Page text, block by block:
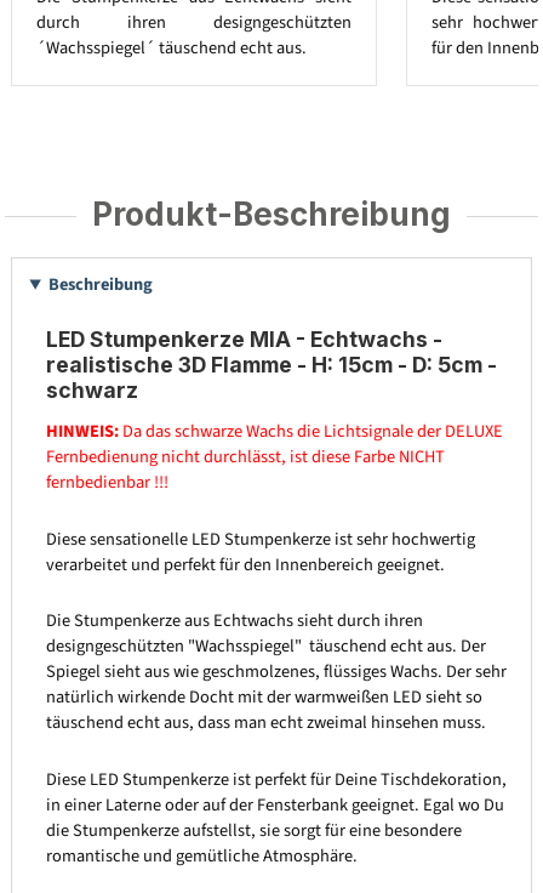
durch ihren designgeschützten
´Wachsspiegel´ täuschend echt aus.
sehr
für den
Produkt-Beschreibung
Beschreibung
LED Stumpenkerze MIA - Echtwachs -
realistische 3D Flamme - H: 15cm - D: 5cm -
schwarz
HINWEIS:Da das schwarze Wachs die Lichtsignale der DELUXE
Fernbedienung nicht durchlässt, ist diese Farbe NICHT
fernbedienbar !!!
Diese sensationelle LED Stumpenkerze ist sehr hochwertig
verarbeitet und perfekt für den Innenbereich geeignet.
Die Stumpenkerze aus Echtwachs sieht durch ihren
designgeschützten "Wachsspiegel" täuschend echt aus. Der
Spiegel sieht aus wie geschmolzenes, flüssiges Wachs. Der sehr
natürlich wirkende Docht mit der warmweißen LED sieht so
täuschend echt aus, dass man echt zweimal hinsehen muss.
Diese LED Stumpenkerze ist perfekt für Deine Tischdekoration,
in einer Laterne oder auf der Fensterbank geeignet. Egal wo Du
die Stumpenkerze aufstellst, sie sorgt für eine besondere
romantische und gemütliche Atmosphäre.